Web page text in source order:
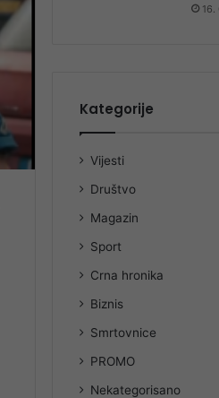
16.
Kategorije
Vijesti
Društvo
Magazin
Sport
Crna hronika
Biznis
Smrtovnice
PROMO
Nekategorisano